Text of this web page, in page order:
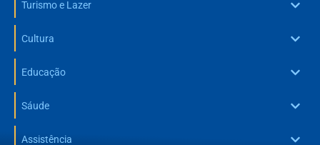
Turismo e Lazer
Cultura
Educação
Sáude
Assistência